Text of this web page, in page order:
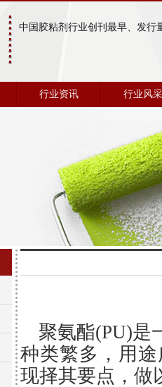
中国胶粘剂行业创刊最早、发行
行业资讯 行业风采
聚氨酯(PU)是
种类繁多，用
现择其要点，做